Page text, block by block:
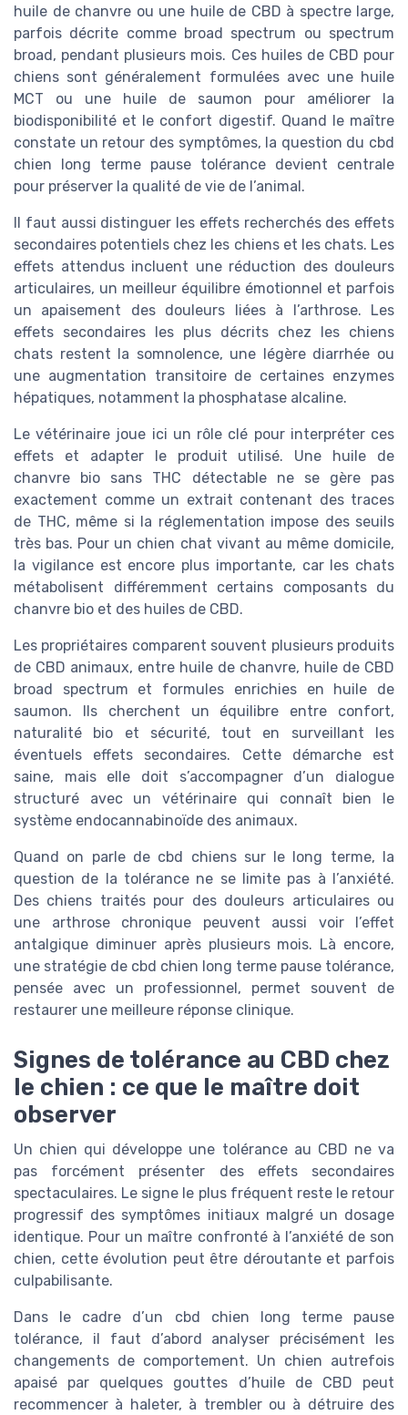
huile de chanvre ou une huile de CBD à spectre large,
parfois décrite comme broad spectrum ou spectrum
broad, pendant plusieurs mois. Ces huiles de CBD pour
chiens sont généralement formulées avec une huile
MCT ou une huile de saumon pour améliorer la
biodisponibilité et le confort digestif. Quand le maître
constate un retour des symptômes, la question du cbd
chien long terme pause tolérance devient centrale
pour préserver la qualité de vie de l’animal.
Il faut aussi distinguer les effets recherchés des effets
secondaires potentiels chez les chiens et les chats. Les
effets attendus incluent une réduction des douleurs
articulaires, un meilleur équilibre émotionnel et parfois
un apaisement des douleurs liées à l’arthrose. Les
effets secondaires les plus décrits chez les chiens
chats restent la somnolence, une légère diarrhée ou
une augmentation transitoire de certaines enzymes
hépatiques, notamment la phosphatase alcaline.
Le vétérinaire joue ici un rôle clé pour interpréter ces
effets et adapter le produit utilisé. Une huile de
chanvre bio sans THC détectable ne se gère pas
exactement comme un extrait contenant des traces
de THC, même si la réglementation impose des seuils
très bas. Pour un chien chat vivant au même domicile,
la vigilance est encore plus importante, car les chats
métabolisent différemment certains composants du
chanvre bio et des huiles de CBD.
Les propriétaires comparent souvent plusieurs produits
de CBD animaux, entre huile de chanvre, huile de CBD
broad spectrum et formules enrichies en huile de
saumon. Ils cherchent un équilibre entre confort,
naturalité bio et sécurité, tout en surveillant les
éventuels effets secondaires. Cette démarche est
saine, mais elle doit s’accompagner d’un dialogue
structuré avec un vétérinaire qui connaît bien le
système endocannabinoïde des animaux.
Quand on parle de cbd chiens sur le long terme, la
question de la tolérance ne se limite pas à l’anxiété.
Des chiens traités pour des douleurs articulaires ou
une arthrose chronique peuvent aussi voir l’effet
antalgique diminuer après plusieurs mois. Là encore,
une stratégie de cbd chien long terme pause tolérance,
pensée avec un professionnel, permet souvent de
restaurer une meilleure réponse clinique.
Signes de tolérance au CBD chez
le chien : ce que le maître doit
observer
Un chien qui développe une tolérance au CBD ne va
pas forcément présenter des effets secondaires
spectaculaires. Le signe le plus fréquent reste le retour
progressif des symptômes initiaux malgré un dosage
identique. Pour un maître confronté à l’anxiété de son
chien, cette évolution peut être déroutante et parfois
culpabilisante.
Dans le cadre d’un cbd chien long terme pause
tolérance, il faut d’abord analyser précisément les
changements de comportement. Un chien autrefois
apaisé par quelques gouttes d’huile de CBD peut
recommencer à haleter, à trembler ou à détruire des